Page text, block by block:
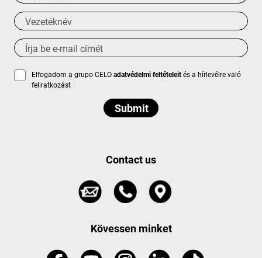
Elfogadom a grupo CELOadatvédelmi feltételeit és a hírlevélre való
feliratkozást
Contact us
Kövessen minket